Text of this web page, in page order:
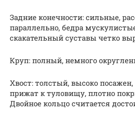
Задние конечности: сильные,
параллельно, бедра
скакательный суставы четко
Круп: полный, немного
Хвост: толстый, высоко
прижат к туловищу, плотно
Двойное кольцо считается